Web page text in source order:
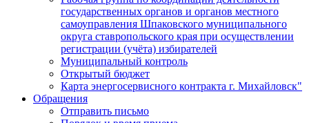
государственных органов и органов местного
самоуправления Шпаковского муниципального
округа ставропольского края при осуществлении
регистрации (учёта) избирателей
Муниципальный контроль
Открытый бюджет
Карта энергосервисного контракта г. Михайловск"
Обращения
Отправить письмо